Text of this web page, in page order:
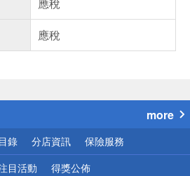
應稅
應稅
送
請小心！
more
錄 分店資訊 保險服務
目活動 得獎公佈